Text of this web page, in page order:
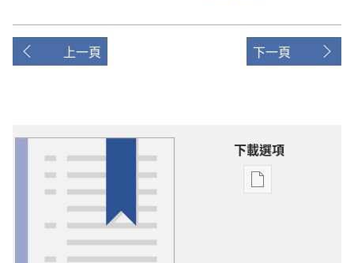
上一頁 下一頁
下載選項
出